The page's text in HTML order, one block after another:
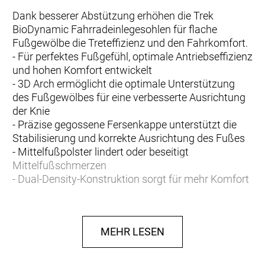
Dank besserer Abstützung erhöhen die Trek
BioDynamic Fahrradeinlegesohlen für flache
Fußgewölbe die Treteffizienz und den Fahrkomfort.
- Für perfektes Fußgefühl, optimale Antriebseffizienz
und hohen Komfort entwickelt
- 3D Arch ermöglicht die optimale Unterstützung
des Fußgewölbes für eine verbesserte Ausrichtung
der Knie
- Präzise gegossene Fersenkappe unterstützt die
Stabilisierung und korrekte Ausrichtung des Fußes
- Mittelfußpolster lindert oder beseitigt
Mittelfußschmerzen
- Dual-Density-Konstruktion sorgt für mehr Komfort
zugeschnitten werden
- Gefertigt aus 70 % recyceltem Material,
einschließlich Obermaterial, EVA und Fersenkappe
MEHR LESEN